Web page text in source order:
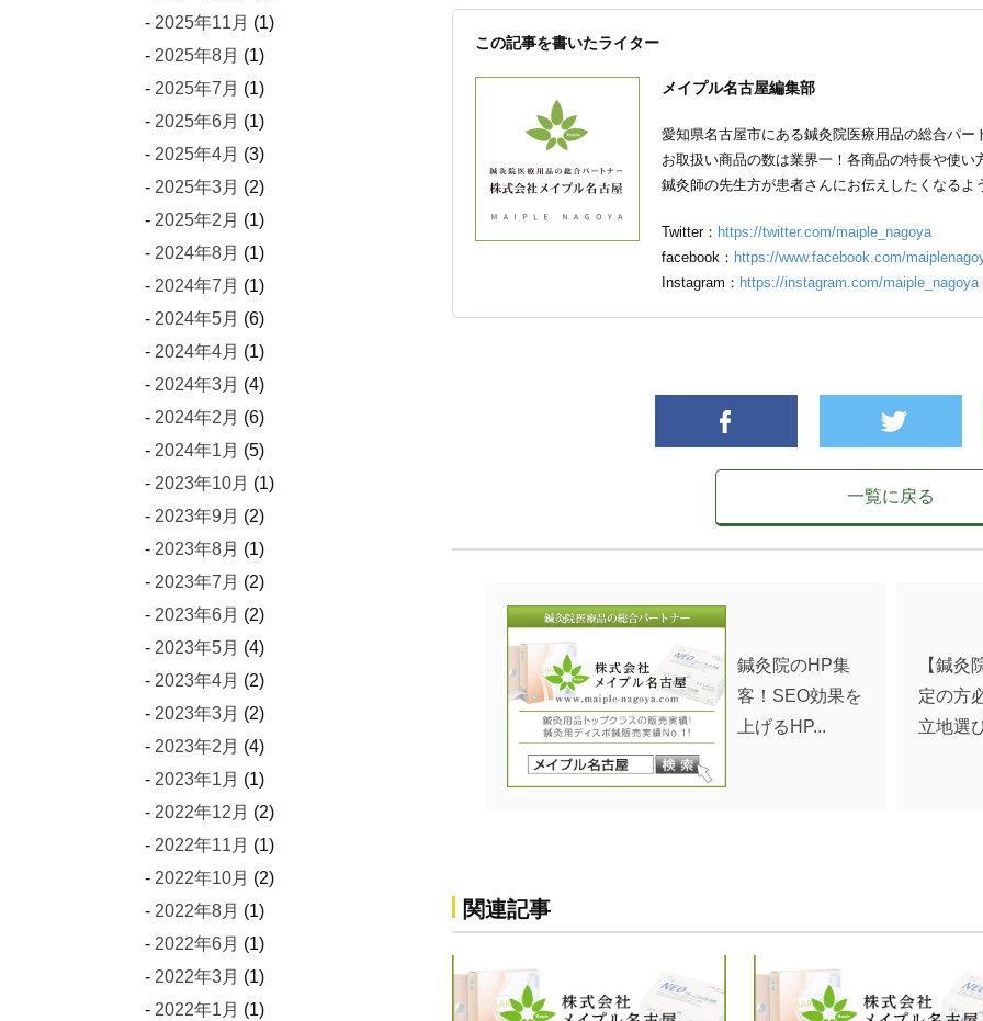
この記事を書いたライター
メイプル名古屋編集部
愛知県名古屋市にある鍼灸院医療用品の総合パー
お取扱い商品の数は業界一！各商品の特長や使い
鍼灸師の先生方が患者さんにお伝えしたくなるよ
Twitter： https://twitter.com/maiple_nagoya
facebook： https://www.facebook.com/
Instagram： https://instagram.com/maiple_nagoya
一覧に戻る
鍼灸院のHP集
客！SEO効果を
上げるHP...
【鍼灸
定の方
立地選
関連記事
2025年11月 (1)
2025年8月 (1)
2025年7月 (1)
2025年6月 (1)
2025年4月 (3)
2025年3月 (2)
2025年2月 (1)
2024年8月 (1)
2024年7月 (1)
2024年5月 (6)
2024年4月 (1)
2024年3月 (4)
2024年2月 (6)
2024年1月 (5)
2023年10月 (1)
2023年9月 (2)
2023年8月 (1)
2023年7月 (2)
2023年6月 (2)
2023年5月 (4)
2023年4月 (2)
2023年3月 (2)
2023年2月 (4)
2023年1月 (1)
2022年12月 (2)
2022年11月 (1)
2022年10月 (2)
2022年8月 (1)
2022年6月 (1)
2022年3月 (1)
2022年1月 (1)